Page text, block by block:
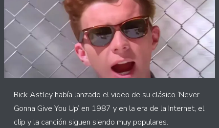
Rick Astley había lanzado el video de su clásico ‘Never
Gonna Give You Up’ en 1987 y en la era de la Internet, el
clip y la canción siguen siendo muy populares.